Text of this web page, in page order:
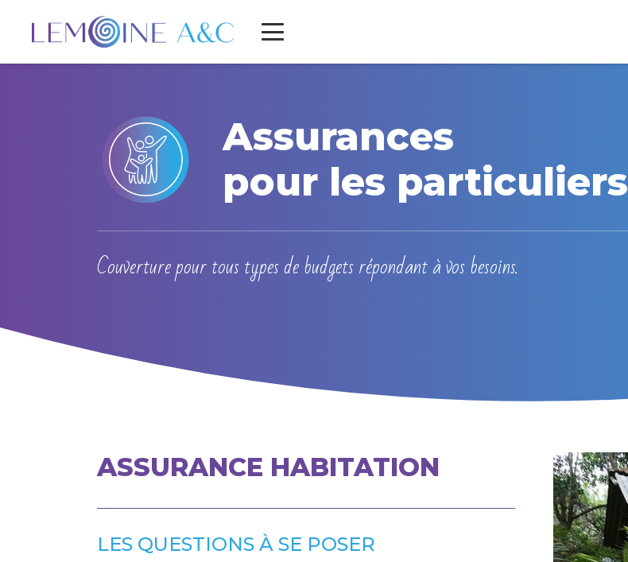
Assurances
pour les particuliers
Couverture pour tous types de budgets répondant à vos besoins.
ASSURANCE HABITATION
LES QUESTIONS À SE POSER